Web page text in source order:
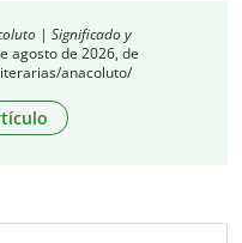
| Significado y
agosto de 2026, de
anacoluto/